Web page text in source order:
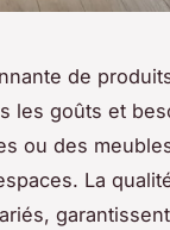
de
les goûts et
ou des
La